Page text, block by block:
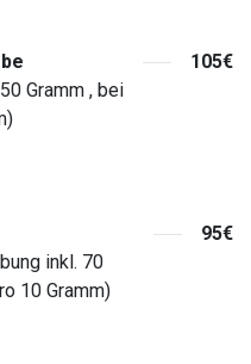
Gramm , bei
105€
inkl. 70
10 Gramm)
95€